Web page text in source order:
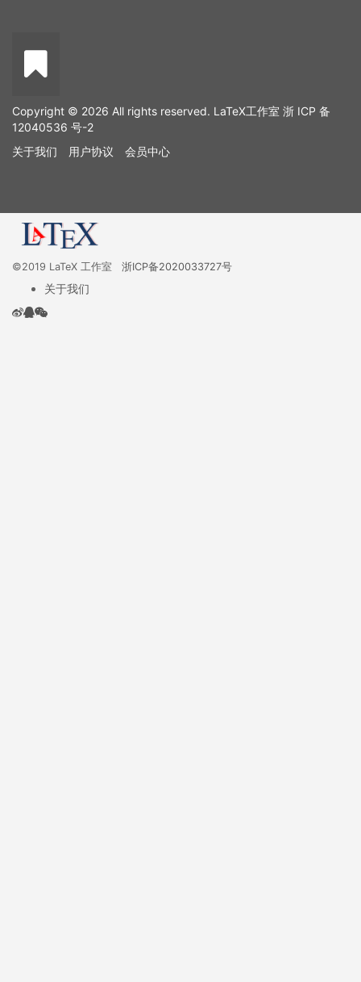
Copyright © 2026 All rights reserved. LaTeX工作室 浙 ICP 备
12040536 号-2
关于我们
用户协议 会员中心
©2019 LaTeX 工作室 浙ICP备2020033727号
关于我们